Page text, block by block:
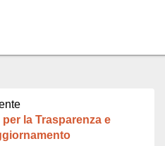
la Trasparenza e